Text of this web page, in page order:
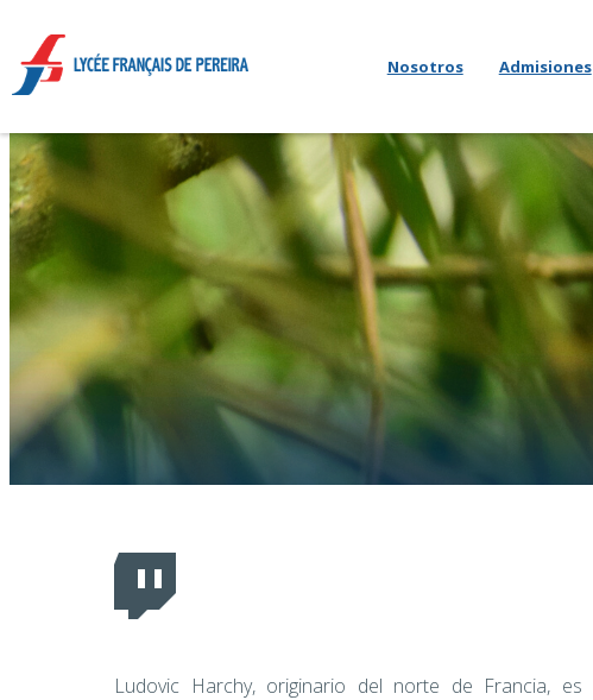
Nosotros Admisiones
Ludovic Harchy, originario del norte de Francia, es